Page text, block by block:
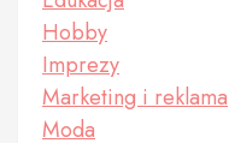
Hobby
Imprezy
Marketing i reklama
Moda